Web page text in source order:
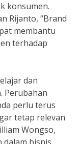
konsumen.
Rijanto, “Brand
membantu
terhadap
dan
Perubahan
perlu terus
tetap relevan
Wongso,